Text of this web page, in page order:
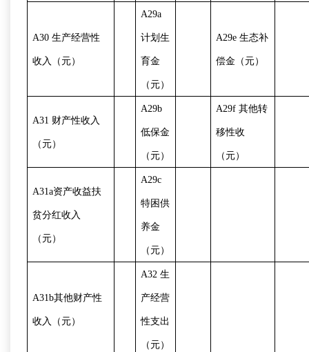
A30生产经营性
收入（元）
A29a
计划生
育金
（元）
A29e生态补
偿金（元）
A31 财产性收入
（元）
A29b
低保金
（元）
A29f其他转
移性收
（元）
A31a资产收益扶
贫分红收入
（元）
A29c
特困供
养金
（元）
A31b其他财产性
收入（元）
A32生
产经营
性支出
（元）